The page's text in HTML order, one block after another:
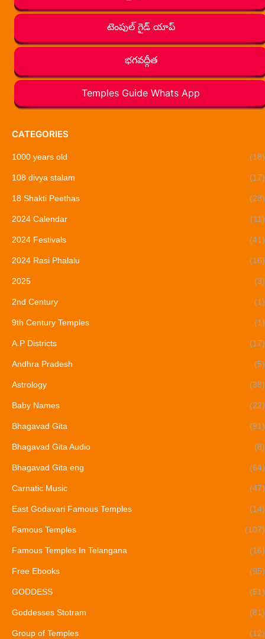
టెంపుల్ గైడ్ యాప్
భగవద్గీత
Temples Guide Whats App
CATEGORIES
1000 years old (18)
108 divya stalam (17)
18 Shakti Peethas (28)
2024 Calendar (11)
2024 Festivals (41)
2024 Rasi Phalalu (16)
2025 (3)
2nd Century (1)
9th Century Temples (1)
A.P Districts (17)
Andhra Pradesh (5)
Astrology (38)
Baby Names (22)
Bhagavad Gita (91)
Bhagavad Gita Audio (8)
Bhagavad Gita eng (64)
Carnatic Music (47)
East Godavari Famous Temples (14)
Famous Temples (107)
Famous Temples In Telangana (16)
Free Ebooks (95)
GODDESS (51)
Goddesses Stotram (81)
Group of Temples (12)